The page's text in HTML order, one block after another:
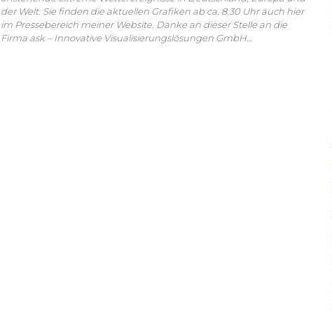
der Welt. Sie finden die aktuellen Grafiken ab ca. 8.30 Uhr auch hier
im Pressebereich meiner Website. Danke an dieser Stelle an die
Firma ask – Innovative Visualisierungslösungen GmbH…